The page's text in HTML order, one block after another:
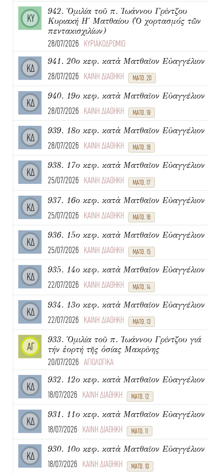
ΚΥ
942. Ὁμιλία τοῦ π. Ἰωάννου Γρίντζου
Κυριακή Η΄ Ματθαίου (Ὁ χορτασμός τῶν
πεντακισχιλίων)
28/07/2026 ΚΥΡΙΑΚΟΔΡΟΜΙΟ
ΚΔ
941. 20ο κεφ. κατὰ Ματθαῖον Εὐαγγέλιον
28/07/2026 ΚΑΙΝΗ ΔΙΑΘΗΚΗ ΜΑΤΘ. 20
ΚΔ
940. 19ο κεφ. κατὰ Ματθαῖον Εὐαγγέλιον
28/07/2026 ΚΑΙΝΗ ΔΙΑΘΗΚΗ ΜΑΤΘ. 19
ΚΔ
939. 18ο κεφ. κατὰ Ματθαῖον Εὐαγγέλιον
28/07/2026 ΚΑΙΝΗ ΔΙΑΘΗΚΗ ΜΑΤΘ. 18
ΚΔ
938. 17ο κεφ. κατὰ Ματθαῖον Εὐαγγέλιον
25/07/2026 ΚΑΙΝΗ ΔΙΑΘΗΚΗ ΜΑΤΘ. 17
ΚΔ
937. 16ο κεφ. κατὰ Ματθαῖον Εὐαγγέλιον
25/07/2026 ΚΑΙΝΗ ΔΙΑΘΗΚΗ ΜΑΤΘ. 16
ΚΔ
936. 15ο κεφ. κατὰ Ματθαῖον Εὐαγγέλιον
25/07/2026 ΚΑΙΝΗ ΔΙΑΘΗΚΗ ΜΑΤΘ. 15
ΚΔ
935. 14ο κεφ. κατὰ Ματθαῖον Εὐαγγέλιον
22/07/2026 ΚΑΙΝΗ ΔΙΑΘΗΚΗ ΜΑΤΘ. 14
ΚΔ
934. 13ο κεφ. κατὰ Ματθαῖον Εὐαγγέλιον
22/07/2026 ΚΑΙΝΗ ΔΙΑΘΗΚΗ ΜΑΤΘ. 13
ΑΓ
933. Ὁμιλία τοῦ π. Ἰωάννου Γρίντζου γιά
τήν ἑορτή τῆς ὁσίας Μακρίνης
20/07/2026 ΑΓΙΟΛΟΓΙΚΑ
ΚΔ
932. 12ο κεφ. κατὰ Ματθαῖον Εὐαγγέλιον
18/07/2026 ΚΑΙΝΗ ΔΙΑΘΗΚΗ ΜΑΤΘ. 12
ΚΔ
931. 11ο κεφ. κατὰ Ματθαῖον Εὐαγγέλιον
18/07/2026 ΚΑΙΝΗ ΔΙΑΘΗΚΗ ΜΑΤΘ. 11
ΚΔ
930. 10ο κεφ. κατὰ Ματθαῖον Εὐαγγέλιον
18/07/2026 ΚΑΙΝΗ ΔΙΑΘΗΚΗ ΜΑΤΘ. 10